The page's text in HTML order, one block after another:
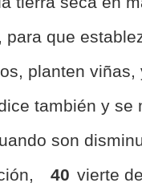
que
planten viñas,
también y se
son
40 vierte